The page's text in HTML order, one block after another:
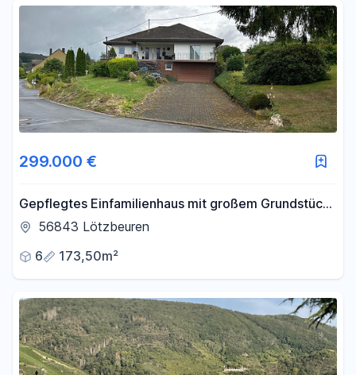
299.000 €
Gepflegtes Einfamilienhaus mit großem Grundstück
zu verkaufen
56843 Lötzbeuren
6
173,50m²